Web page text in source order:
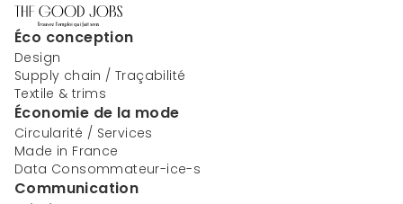
Éco conception
Design
Supply chain / Traçabilité
Textile & trims
Économie de la mode
Circularité / Services
Made in France
Data Consommateur-ice-s
Communication